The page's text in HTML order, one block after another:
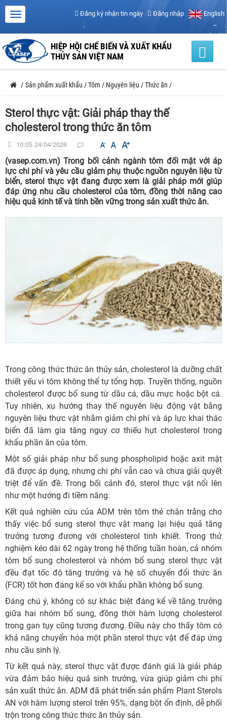
Đăng ký nhận tin ngày Đăng nhập English
HIỆP HỘI CHẾ BIẾN VÀ XUẤT KHẨU
THỦY SẢN VIỆT NAM
/ Sản phẩm xuất khẩu /Tôm / Nguyên liệu /Thức ăn /
Sterol thực vật: Giải pháp thay thế
cholesterol trong thức ăn tôm
10:05 24/04/2026
(vasep.com.vn) Trong bối cảnh ngành tôm đối mặt với áp
lực chi phí và yêu cầu giảm phụ thuộc nguồn nguyên liệu từ
biển, sterol thực vật đang được xem là giải pháp mới giúp
đáp ứng nhu cầu cholesterol của tôm, đồng thời nâng cao
hiệu quả kinh tế và tính bền vững trong sản xuất thức ăn.
Trong công thức thức ăn thủy sản, cholesterol là dưỡng chất
thiết yếu vì tôm không thể tự tổng hợp. Truyền thống, nguồn
cholesterol được bổ sung từ dầu cá, dầu mực hoặc bột cá.
Tuy nhiên, xu hướng thay thế nguyên liệu động vật bằng
nguyên liệu thực vật nhằm giảm chi phí và áp lực khai thác
biển đã làm gia tăng nguy cơ thiếu hụt cholesterol trong
khẩu phần ăn của tôm.
Một số giải pháp như bổ sung phospholipid hoặc axit mật
đã được áp dụng, nhưng chi phí vẫn cao và chưa giải quyết
triệt để vấn đề. Trong bối cảnh đó, sterol thực vật nổi lên
như một hướng đi tiềm năng.
Kết quả nghiên cứu của ADM trên tôm thẻ chân trắng cho
thấy việc bổ sung sterol thực vật mang lại hiệu quả tăng
trưởng tương đương với cholesterol tinh khiết. Trong thử
nghiệm kéo dài 62 ngày trong hệ thống tuần hoàn, cả nhóm
tôm bổ sung cholesterol và nhóm bổ sung sterol thực vật
đều đạt tốc độ tăng trưởng và hệ số chuyển đổi thức ăn
(FCR) tốt hơn đáng kể so với khẩu phần không bổ sung.
Đáng chú ý, không có sự khác biệt đáng kể về tăng trưởng
giữa hai nhóm bổ sung, đồng thời hàm lượng cholesterol
trong gan tụy cũng tương đương. Điều này cho thấy tôm có
khả năng chuyển hóa một phần sterol thực vật để đáp ứng
nhu cầu sinh lý.
Từ kết quả này, sterol thực vật được đánh giá là giải pháp
vừa đảm bảo hiệu quả sinh trưởng, vừa giúp giảm chi phí
sản xuất thức ăn. ADM đã phát triển sản phẩm Plant Sterols
AN với hàm lượng sterol trên 95%, dạng bột ổn định, dễ phối
trộn trong công thức thức ăn thủy sản.